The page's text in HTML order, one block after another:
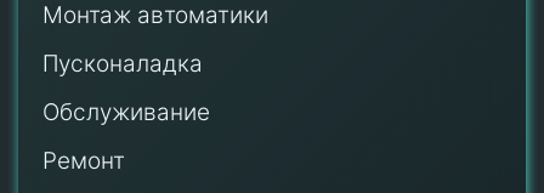
Монтаж автоматики
Пусконаладка
Обслуживание
Ремонт